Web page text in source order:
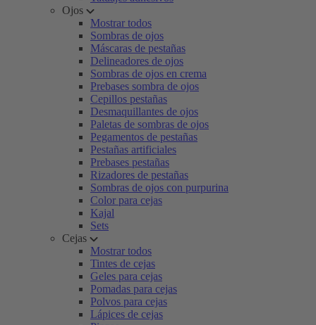
Ojos
Mostrar todos
Sombras de ojos
Máscaras de pestañas
Delineadores de ojos
Sombras de ojos en crema
Prebases sombra de ojos
Cepillos pestañas
Desmaquillantes de ojos
Paletas de sombras de ojos
Pegamentos de pestañas
Pestañas artificiales
Prebases pestañas
Rizadores de pestañas
Sombras de ojos con purpurina
Color para cejas
Kajal
Sets
Cejas
Mostrar todos
Tintes de cejas
Geles para cejas
Pomadas para cejas
Polvos para cejas
Lápices de cejas